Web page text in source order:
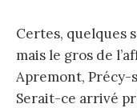
Certes, quelques
mais le gros de
Apremont, Précy-
Serait-ce arrivé